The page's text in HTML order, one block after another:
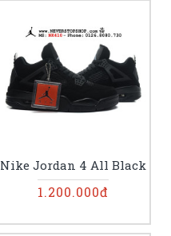
Nike Jordan 4 All Black
1.200.000đ